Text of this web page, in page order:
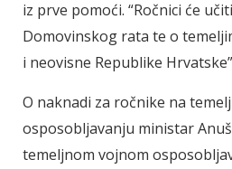
iz prve pomoći. “Ročnici će
Domovinskog rata te o
i neovisne Republike
O naknadi za ročnike na
osposobljavanju ministar
temeljnom vojnom